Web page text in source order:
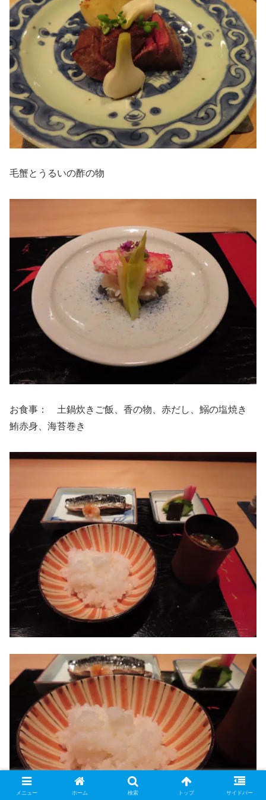
毛蟹とうるいの酢の物
お食事： 土鍋炊きご飯、香の物、赤だし、鰯の塩焼き
鮪赤身、海苔巻き
メニュー ホーム 検索 トップ サイドバー